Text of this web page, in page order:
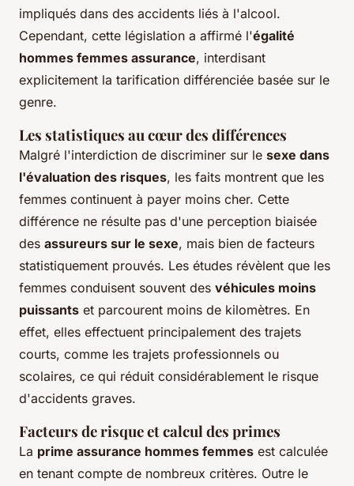
impliqués dans des accidents liés à l'alcool.
Cependant, cette législation a affirmé l'égalité
hommes femmes assurance, interdisant
explicitement la tarification différenciée basée sur le
genre.
Les statistiques au cœur des différences
Malgré l'interdiction de discriminer sur le sexe dans
l'évaluation des risques, les faits montrent que les
femmes continuent à payer moins cher. Cette
différence ne résulte pas d'une perception biaisée
des assureurs sur le sexe, mais bien de facteurs
statistiquement prouvés. Les études révèlent que les
femmes conduisent souvent des véhicules moins
puissants et parcourent moins de kilomètres. En
effet, elles effectuent principalement des trajets
courts, comme les trajets professionnels ou
scolaires, ce qui réduit considérablement le risque
d'accidents graves.
Facteurs de risque et calcul des primes
La prime assurance hommes femmes est calculée
en tenant compte de nombreux critères. Outre le